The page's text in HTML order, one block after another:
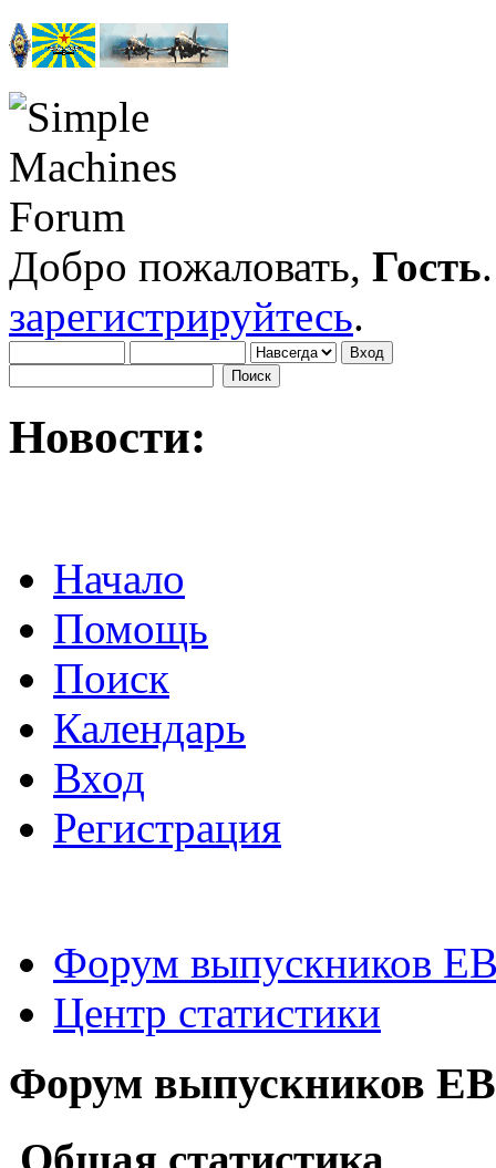
Добро пожаловать, Гость
зарегистрируйтесь.
Новости:
Начало
Помощь
Поиск
Календарь
Вход
Регистрация
Форум выпускников
Центр статистики
Форум выпускников
Общая статистика